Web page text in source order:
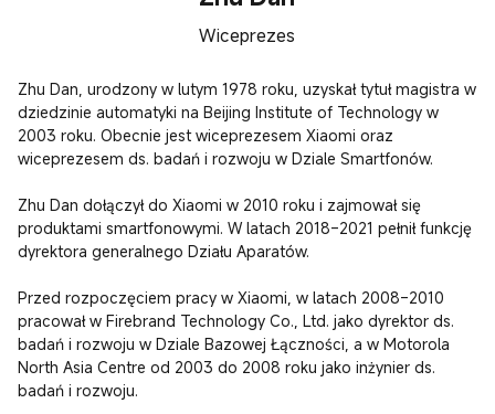
Wiceprezes
Zhu Dan, urodzony w lutym 1978 roku, uzyskał tytuł magistra w
dziedzinie automatyki na Beijing Institute of Technology w
2003 roku. Obecnie jest wiceprezesem Xiaomi oraz
wiceprezesem ds. badań i rozwoju w Dziale Smartfonów.
Zhu Dan dołączył do Xiaomi w 2010 roku i zajmował się
produktami smartfonowymi. W latach 2018–2021 pełnił funkcję
dyrektora generalnego Działu Aparatów.
Przed rozpoczęciem pracy w Xiaomi, w latach 2008–2010
pracował w Firebrand Technology Co., Ltd. jako dyrektor ds.
badań i rozwoju w Dziale Bazowej Łączności, a w Motorola
North Asia Centre od 2003 do 2008 roku jako inżynier ds.
badań i rozwoju.